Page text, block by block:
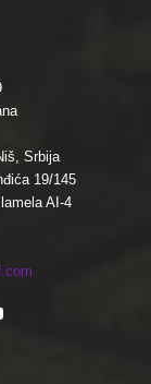
Srbija
19/145
AI-4